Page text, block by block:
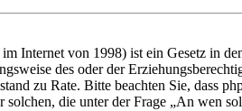
Internet von 1998) ist ein Gesetz in
des oder der
zu Rate. Bitte beachten Sie, dass
die unter der Frage „An wen